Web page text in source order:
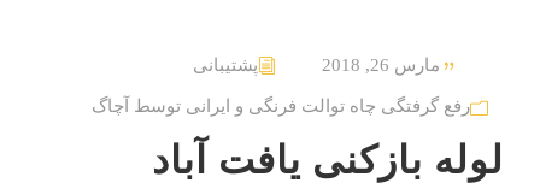
مارس 26, 2018 پشتیبانی
رفع گرفتگی چاه توالت فرنگی و ایرانی توسط آچاگ
لوله بازکنی یافت آباد